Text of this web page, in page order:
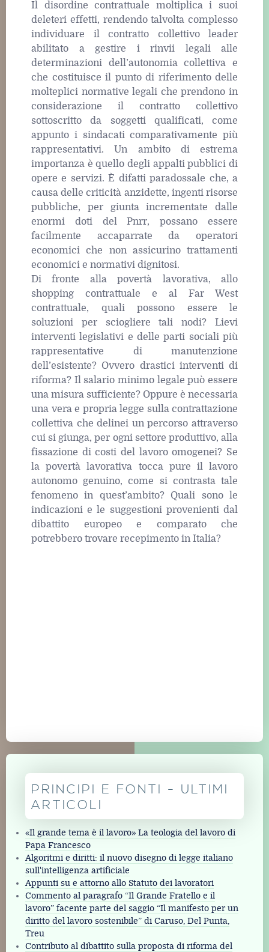
Il disordine contrattuale moltiplica i suoi
deleteri effetti, rendendo talvolta complesso
individuare il contratto collettivo leader
abilitato a gestire i rinvii legali alle
determinazioni dell’autonomia collettiva e
che costituisce il punto di riferimento delle
molteplici normative legali che prendono in
considerazione il contratto collettivo
sottoscritto da soggetti qualificati, come
appunto i sindacati comparativamente più
rappresentativi. Un ambito di estrema
importanza è quello degli appalti pubblici di
opere e servizi. È difatti paradossale che, a
causa delle criticità anzidette, ingenti risorse
pubbliche, per giunta incrementate dalle
enormi doti del Pnrr, possano essere
facilmente accaparrate da operatori
economici che non assicurino trattamenti
economici e normativi dignitosi.
Di fronte alla povertà lavorativa, allo
shopping contrattuale e al Far West
contrattuale, quali possono essere le
soluzioni per sciogliere tali nodi? Lievi
interventi legislativi e delle parti sociali più
rappresentative di manutenzione
dell’esistente? Ovvero drastici interventi di
riforma? Il salario minimo legale può essere
una misura sufficiente? Oppure è necessaria
una vera e propria legge sulla contrattazione
collettiva che delinei un percorso attraverso
cui si giunga, per ogni settore produttivo, alla
fissazione di costi del lavoro omogenei? Se
la povertà lavorativa tocca pure il lavoro
autonomo genuino, come si contrasta tale
fenomeno in quest’ambito? Quali sono le
indicazioni e le suggestioni provenienti dal
dibattito europeo e comparato che
potrebbero trovare recepimento in Italia?
PRINCIPI E FONTI - ULTIMI
ARTICOLI
«Il grande tema è il lavoro» La teologia del lavoro di
Papa Francesco
Algoritmi e diritti: il nuovo disegno di legge italiano
sull'intelligenza artificiale
Appunti su e attorno allo Statuto dei lavoratori
Commento al paragrafo “Il Grande Fratello e il
lavoro” facente parte del saggio “Il manifesto per un
diritto del lavoro sostenibile” di Caruso, Del Punta,
Treu
Contributo al dibattito sulla proposta di riforma del